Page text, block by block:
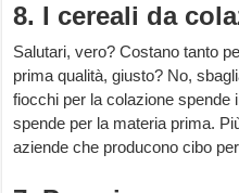
8. I cereali da
Salutari, vero? Costano tanto
prima qualità, giusto? No,
fiocchi per la colazione spende
spende per la materia prima.
aziende che producono cibo